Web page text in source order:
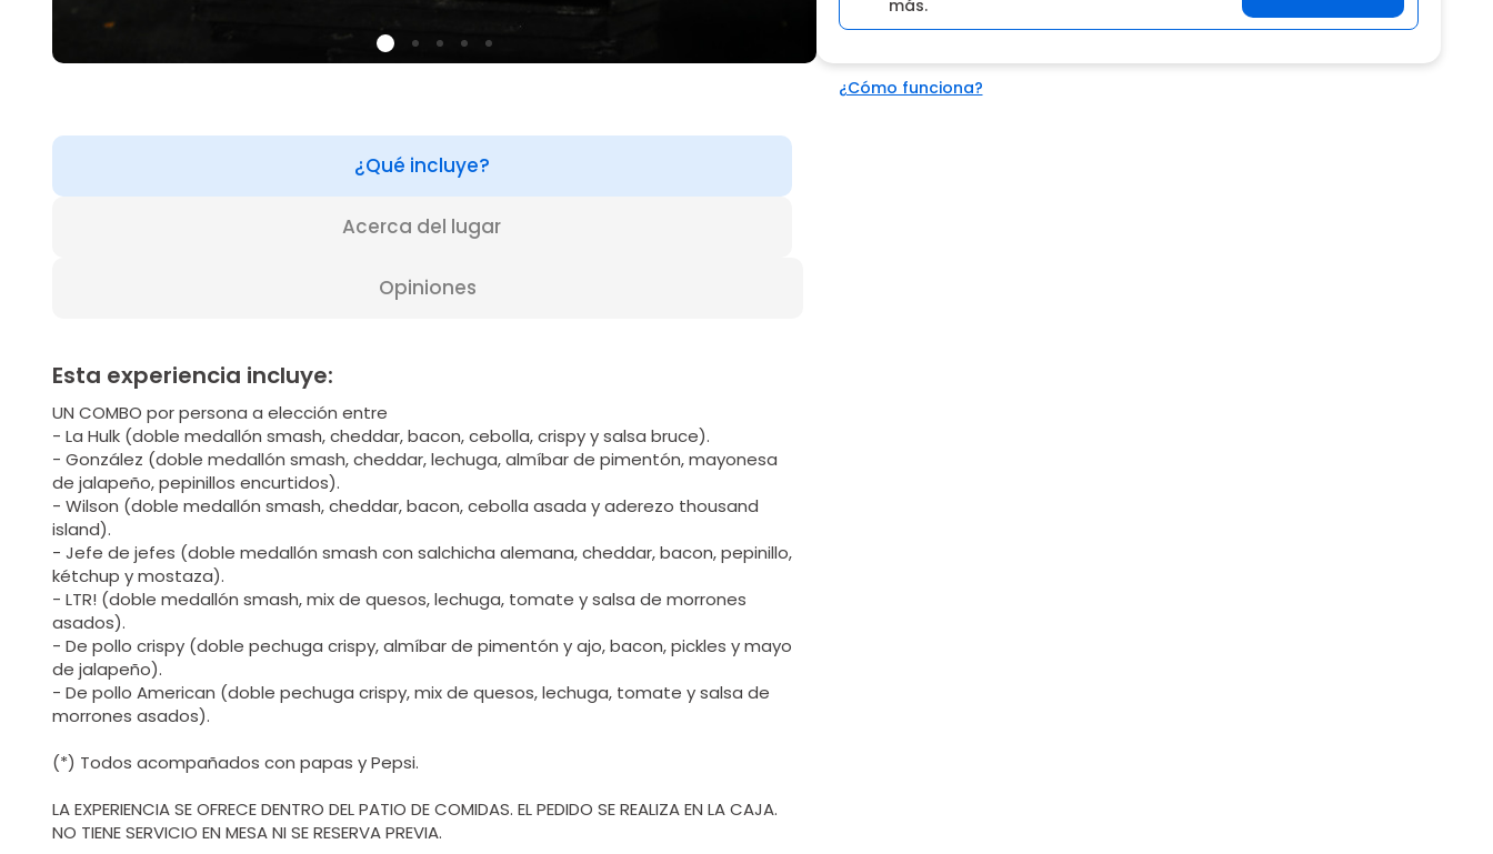
más.
¿Cómo funciona?
¿Qué incluye?
Acerca del lugar
Opiniones
Esta experiencia incluye:
UN COMBO por persona a elección entre
- La Hulk (doble medallón smash, cheddar, bacon, cebolla, crispy y salsa bruce).
- González (doble medallón smash, cheddar, lechuga, almíbar de pimentón, mayonesa
de jalapeño, pepinillos encurtidos).
- Wilson (doble medallón smash, cheddar, bacon, cebolla asada y aderezo thousand
island).
- Jefe de jefes (doble medallón smash con salchicha alemana, cheddar, bacon, pepinillo,
kétchup y mostaza).
- LTR! (doble medallón smash, mix de quesos, lechuga, tomate y salsa de morrones
asados).
- De pollo crispy (doble pechuga crispy, almíbar de pimentón y ajo, bacon, pickles y mayo
de jalapeño).
- De pollo American (doble pechuga crispy, mix de quesos, lechuga, tomate y salsa de
morrones asados).
(*) Todos acompañados con papas y Pepsi.
LA EXPERIENCIA SE OFRECE DENTRO DEL PATIO DE COMIDAS. EL PEDIDO SE REALIZA EN LA CAJA.
NO TIENE SERVICIO EN MESA NI SE RESERVA PREVIA.